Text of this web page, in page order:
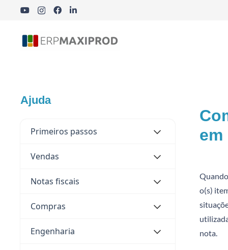
Ajuda
Primeiros passos
Vendas
Notas fiscais
Compras
Engenharia
o(s)
nota.